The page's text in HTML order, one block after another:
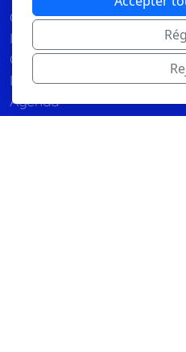
Cours privés
Inscriptions
Conditions générales
Les Moniteur-ice-s
Agenda
Tarifs annuels